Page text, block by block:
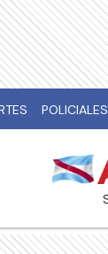
POLICIALES